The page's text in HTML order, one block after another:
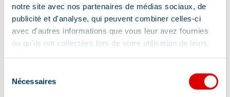
notre site avec nos partenaires de médias sociaux, de
publicité et d'analyse, qui peuvent combiner celles-ci
avec d'autres informations que vous leur avez fournies
ou qu'ils ont collectées lors de votre utilisation de leurs
Nécessaires
Adresse :
par Rhodos 2 et Saulire Express 1, 73550 Les